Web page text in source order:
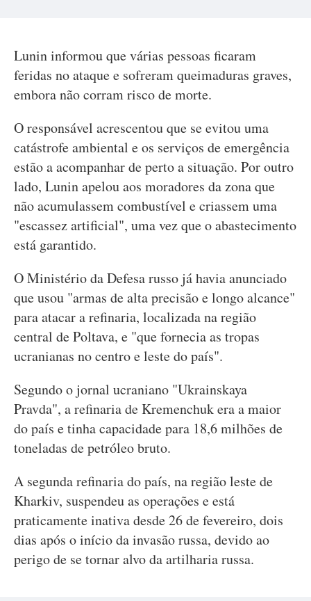
Lunin informou que várias pessoas ficaram
feridas no ataque e sofreram queimaduras graves,
embora não corram risco de morte.
O responsável acrescentou que se evitou uma
catástrofe ambiental e os serviços de emergência
estão a acompanhar de perto a situação. Por outro
lado, Lunin apelou aos moradores da zona que
não acumulassem combustível e criassem uma
"escassez artificial", uma vez que o abastecimento
está garantido.
O Ministério da Defesa russo já havia anunciado
que usou "armas de alta precisão e longo alcance"
para atacar a refinaria, localizada na região
central de Poltava, e "que fornecia as tropas
ucranianas no centro e leste do país".
Segundo o jornal ucraniano "Ukrainskaya
Pravda", a refinaria de Kremenchuk era a maior
do país e tinha capacidade para 18,6 milhões de
toneladas de petróleo bruto.
A segunda refinaria do país, na região leste de
Kharkiv, suspendeu as operações e está
praticamente inativa desde 26 de fevereiro, dois
dias após o início da invasão russa, devido ao
perigo de se tornar alvo da artilharia russa.